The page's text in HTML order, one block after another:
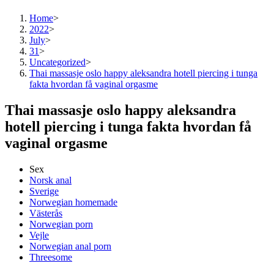
Home>
2022>
July>
31>
Uncategorized>
Thai massasje oslo happy aleksandra hotell piercing i tunga
fakta hvordan få vaginal orgasme
Thai massasje oslo happy aleksandra
hotell piercing i tunga fakta hvordan få
vaginal orgasme
Sex
Norsk anal
Sverige
Norwegian homemade
Västerås
Norwegian porn
Vejle
Norwegian anal porn
Threesome